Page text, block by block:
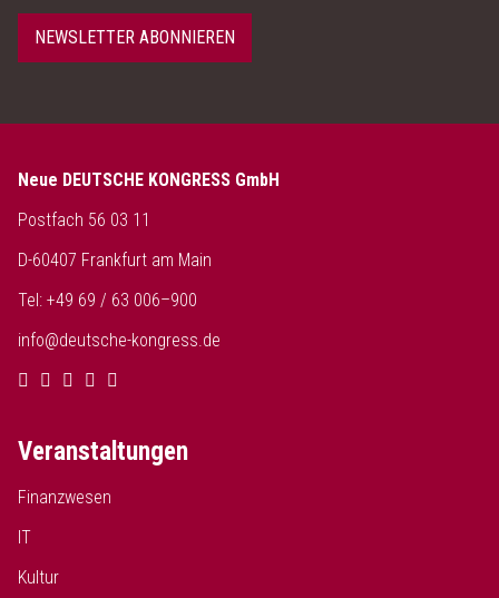
NEWSLETTER ABONNIEREN
Neue DEUTSCHE KONGRESS GmbH
Postfach 56 03 11
D-60407 Frankfurt am Main
Tel: +49 69 / 63 006–900
info@deutsche-kongress.de
Veranstaltungen
Finanzwesen
IT
Kultur